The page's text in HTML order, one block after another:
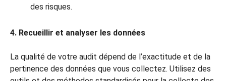
des risques.
4. Recueillir et analyser les données
La qualité de votre audit dépend de l’exactitude et de la
pertinence des données que vous collectez. Utilisez des